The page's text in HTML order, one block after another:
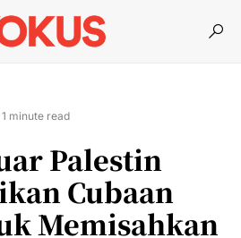
1 minute read
Palestin
Cubaan
Memisahkan